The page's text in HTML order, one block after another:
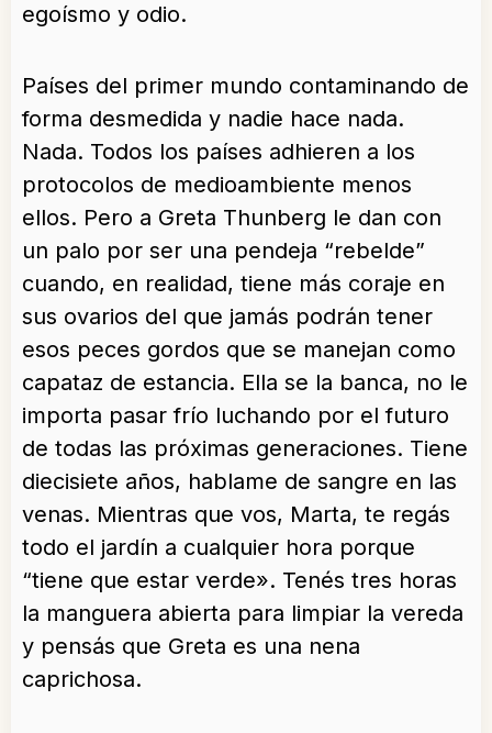
egoísmo y odio.
Países del primer mundo contaminando de
forma desmedida y nadie hace nada.
Nada. Todos los países adhieren a los
protocolos de medioambiente menos
ellos. Pero a Greta Thunberg le dan con
un palo por ser una pendeja “rebelde”
cuando, en realidad, tiene más coraje en
sus ovarios del que jamás podrán tener
esos peces gordos que se manejan como
capataz de estancia. Ella se la banca, no le
importa pasar frío luchando por el futuro
de todas las próximas generaciones. Tiene
diecisiete años, hablame de sangre en las
venas. Mientras que vos, Marta, te regás
todo el jardín a cualquier hora porque
“tiene que estar verde». Tenés tres horas
la manguera abierta para limpiar la vereda
y pensás que Greta es una nena
caprichosa.